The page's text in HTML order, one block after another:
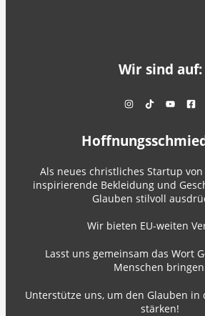
Wir sind auf:
Als neues christliches Startup
inspirierende Bekleidung und
Glauben stilvoll
Wir bieten EU-weiten
Lasst uns gemeinsam das Wort
Menschen
Unterstütze uns, um den Glauben in
stärken!